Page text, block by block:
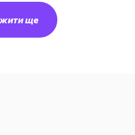
ще